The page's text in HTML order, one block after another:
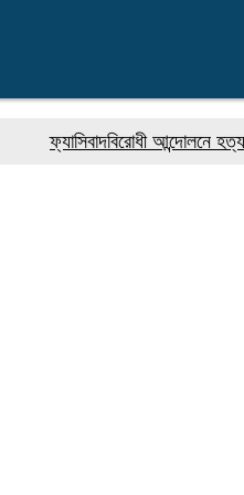
ফ্যাসিবাদবিরোধী আন্দোলনে